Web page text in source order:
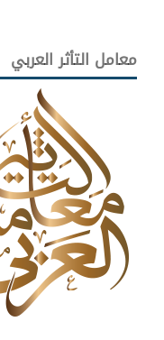
معامل التأثر العربي